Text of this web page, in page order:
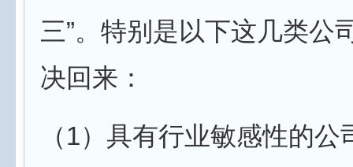
三”。特别是以下这几类公
决回来：
（1）具有行业敏感性的